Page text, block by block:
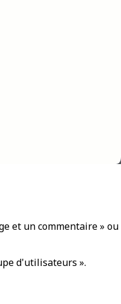
et un commentaire » ou
d'utilisateurs ».